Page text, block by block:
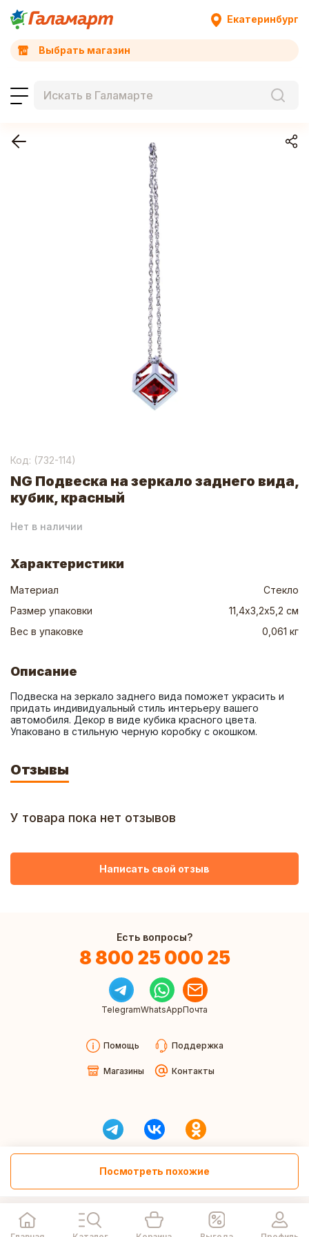
Екатеринбург
Выбрать магазин
Код: (732-114)
NG Подвеска на зеркало заднего вида,
кубик, красный
Нет в наличии
Посмотреть похожие
Характеристики
Материал
Стекло
Размер упаковки
11,4х3,2х5,2 см
Вес в упаковке
0,061 кг
Описание
Подвеска на зеркало заднего вида поможет украсить и
придать индивидуальный стиль интерьеру вашего
автомобиля. Декор в виде кубика красного цвета.
Упаковано в стильную черную коробку с окошком.
Отзывы
У товара пока нет отзывов
Написать свой отзыв
Есть вопросы?
8 800 25 000 25
TelegramWhatsAppПочта
Помощь Поддержка
Магазины Контакты